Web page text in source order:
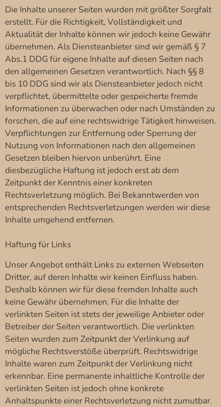
Die Inhalte unserer Seiten wurden mit größter Sorgfalt
erstellt. Für die Richtigkeit, Vollständigkeit und
Aktualität der Inhalte können wir jedoch keine Gewähr
übernehmen. Als Diensteanbieter sind wir gemäß § 7
Abs.1 DDG für eigene Inhalte auf diesen Seiten nach
den allgemeinen Gesetzen verantwortlich. Nach §§ 8
bis 10 DDG sind wir als Diensteanbieter jedoch nicht
verpflichtet, übermittelte oder gespeicherte fremde
Informationen zu überwachen oder nach Umständen zu
forschen, die auf eine rechtswidrige Tätigkeit hinweisen.
Verpflichtungen zur Entfernung oder Sperrung der
Nutzung von Informationen nach den allgemeinen
Gesetzen bleiben hiervon unberührt. Eine
diesbezügliche Haftung ist jedoch erst ab dem
Zeitpunkt der Kenntnis einer konkreten
Rechtsverletzung möglich. Bei Bekanntwerden von
entsprechenden Rechtsverletzungen werden wir diese
Inhalte umgehend entfernen.
Haftung für Links
Unser Angebot enthält Links zu externen Webseiten
Dritter, auf deren Inhalte wir keinen Einfluss haben.
Deshalb können wir für diese fremden Inhalte auch
keine Gewähr übernehmen. Für die Inhalte der
verlinkten Seiten ist stets der jeweilige Anbieter oder
Betreiber der Seiten verantwortlich. Die verlinkten
Seiten wurden zum Zeitpunkt der Verlinkung auf
mögliche Rechtsverstöße überprüft. Rechtswidrige
Inhalte waren zum Zeitpunkt der Verlinkung nicht
erkennbar. Eine permanente inhaltliche Kontrolle der
verlinkten Seiten ist jedoch ohne konkrete
Anhaltspunkte einer Rechtsverletzung nicht zumutbar.